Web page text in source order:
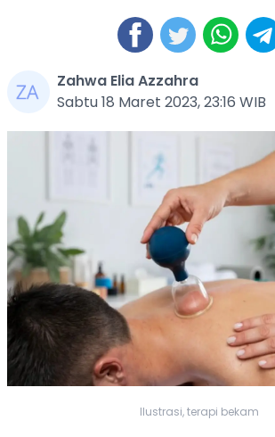
Zahwa Elia Azzahra
Sabtu 18 Maret 2023, 23:16 WIB
Ilustrasi, terapi bekam